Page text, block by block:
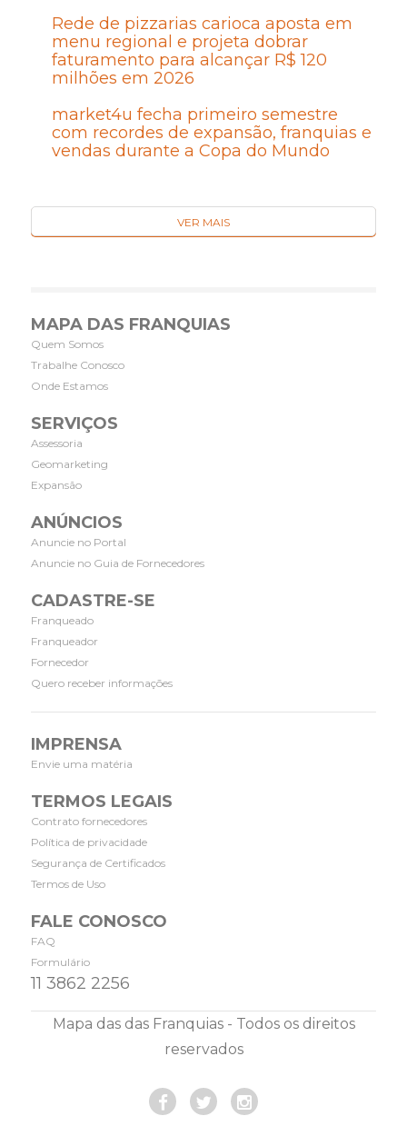
Rede de pizzarias carioca aposta em
menu regional e projeta dobrar
faturamento para alcançar R$ 120
milhões em 2026
market4u fecha primeiro semestre
com recordes de expansão, franquias e
vendas durante a Copa do Mundo
VER MAIS
MAPA DAS FRANQUIAS
Quem Somos
Trabalhe Conosco
Onde Estamos
SERVIÇOS
Assessoria
Geomarketing
Expansão
ANÚNCIOS
Anuncie no Portal
Anuncie no Guia de Fornecedores
CADASTRE-SE
Franqueado
Franqueador
Fornecedor
Quero receber informações
IMPRENSA
Envie uma matéria
TERMOS LEGAIS
Contrato fornecedores
Política de privacidade
Segurança de Certificados
Termos de Uso
FALE CONOSCO
FAQ
Formulário
11 3862 2256
Mapa das das Franquias - Todos os direitos
reservados